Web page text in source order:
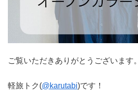
ご覧いただきありがとうございます。
軽旅トク(@karutabi)です！